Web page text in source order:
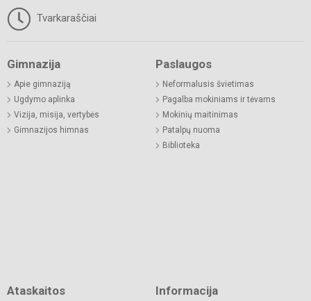
Tvarkaraščiai
Gimnazija
Apie gimnaziją
Ugdymo aplinka
Vizija, misija, vertybės
Gimnazijos himnas
Paslaugos
Neformalusis švietimas
Pagalba mokiniams ir tėvams
Mokinių maitinimas
Patalpų nuoma
Biblioteka
Ataskaitos Informacija